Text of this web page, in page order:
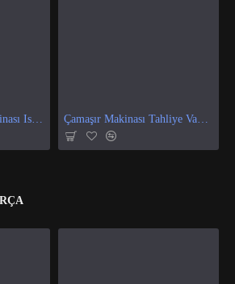
Çamaşır Makinası Tahliye Vanası